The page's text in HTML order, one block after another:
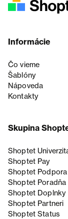
Informácie
Čo vieme
Šablóny
Nápoveda
Kontakty
Skupina
Shoptet
Shoptet Pay
Shoptet Podpora
Shoptet Poradňa
Shoptet Doplnky
Shoptet Partneri
Shoptet Status